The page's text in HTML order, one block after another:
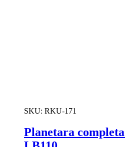
SKU: RKU-171
Planetara